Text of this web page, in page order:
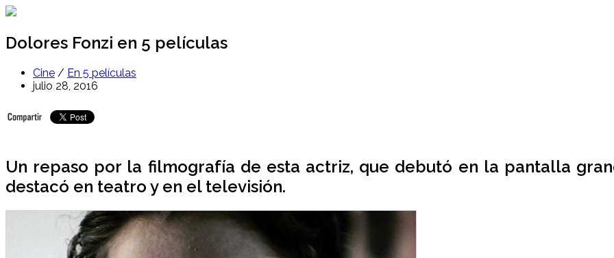
Ir
contenido
Dolores Fonzi en 5 películas
Cine / En 5 películas
julio 28, 2016
Un repaso por la filmografía de esta actriz, que debutó en la pantalla
destacó en teatro y en el televisión.